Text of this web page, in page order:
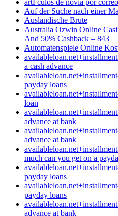
Auf der Suche nach einer
Auslandische Brute
Australia Ozwin Online
And 50% Cashback – 843
Automatenspiele Online
a cash advance
payday loans
loan
advance at bank
advance at bank
much can you get on a
payday loans
payday loans
advance at bank